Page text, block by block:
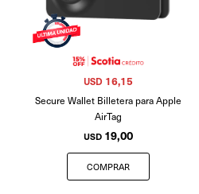
Secure Wallet Billetera para Apple
AirTag
USD 19,00
USD 16,15